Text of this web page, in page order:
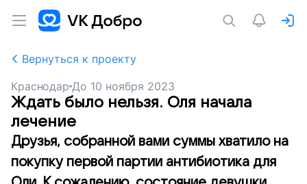
Вернуться к проекту
Краснодар До 10 ноября 2023
Ждать было нельзя. Оля начала
лечение
Друзья, собранной вами суммы хватило на
покупку первой партии антибиотика для